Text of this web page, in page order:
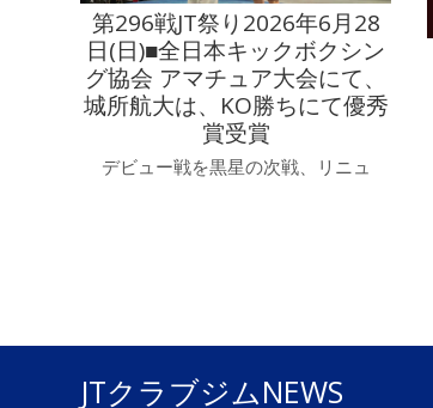
第296戦JT祭り2026年6月28
日(日)■全日本キックボクシン
グ協会 アマチュア大会にて、
城所航大は、KO勝ちにて優秀
賞受賞
デビュー戦を黒星の次戦、リニュ
JTクラブジムNEWS